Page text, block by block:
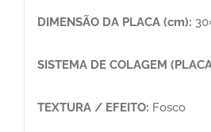
DIMENSÃO DA PLACA (cm):
SISTEMA DE COLAGEM
TEXTURA / EFEITO: Fosco